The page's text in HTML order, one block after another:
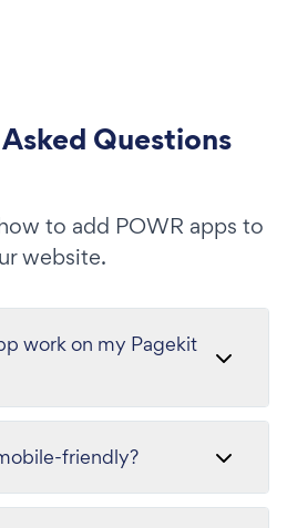
Questions
to add POWR apps to
website.
work on my Pagekit
friendly?